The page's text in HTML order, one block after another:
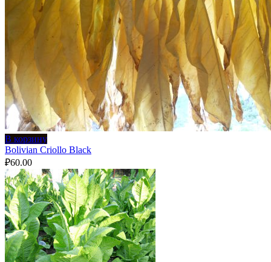
В корзину
Bolivian Criollo Black
₽60.00